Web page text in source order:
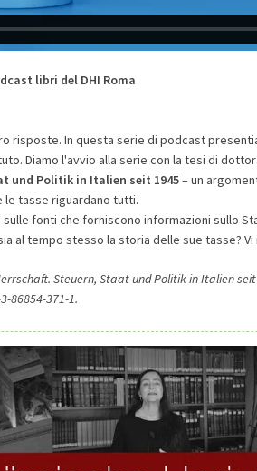
libri del DHI Roma
risposte. In questa serie di podcast
Diamo l'avvio alla serie con la tesi di
und Politik in Italien seit 1945– un
tasse riguardano tutti.
fonti che forniscono informazioni sullo
al tempo stesso la storia delle sue tasse?
Steuern, Staat und Politik in Italien
86854-371-1.